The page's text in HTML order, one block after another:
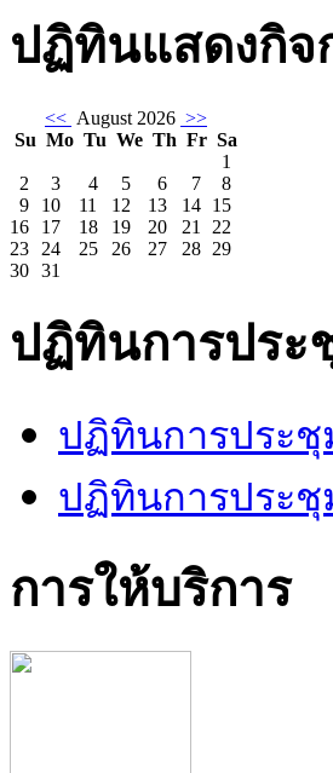
bahis
nedir
ปฏิทินแสดงกิจ
<< August 2026 >>
Su Mo Tu We Th Fr Sa
1
2
3 4 5 6 7
8
9
10 11 12 13 14 15
16
17 18 19 20 21
22
23
24 25 26 27 28 29
30 31
ปฏิทินการประ
ปฏิทินการประชุ
ปฏิทินการประชุ
การให้บริการ